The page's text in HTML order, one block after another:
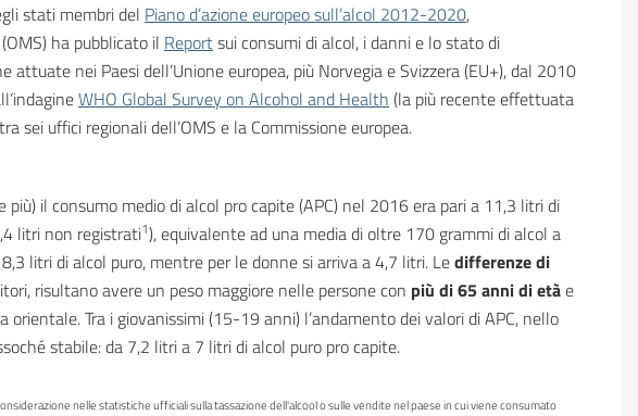
stati membri del Piano d’azione europeo sull’alcol 2012-2020,
ha pubblicato il Reportsui consumi di alcol, i danni e lo stato di
nei Paesi dell’Unione europea, più Norvegia e Svizzera (EU+), dal 2010
WHO Global Survey on Alcohol and Health (la più recente effettuata
sei uffici regionali dell’OMS e la Commissione europea.
più) il consumo medio di alcol pro capite (APC) nel 2016 era pari a 11,3 litri di
litri non registrati1), equivalente ad una media di oltre 170 grammi di alcol a
litri di alcol puro, mentre per le donne si arriva a 4,7 litri. Ledifferenze di
risultano avere un peso maggiore nelle persone con più di 65 anni di etàe
orientale. Tra i giovanissimi (15-19 anni) l’andamento dei valori di APC, nello
stabile: da 7,2 litri a 7 litri di alcol puro pro capite.
nelle statistiche ufficiali sulla tassazione dell'alcool o sulle vendite nel paese in cui viene consumato